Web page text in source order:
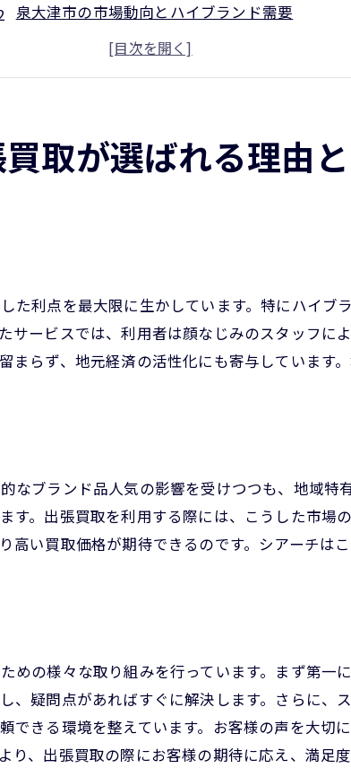
泉大津市の市場動向とハイブランド需要
顧客満足度を高めるための取り組み
出張買取がもたらす時間と手間の節約
利用者の声に基づくサービス改善
で安心ハイブランド出張買取の流れ
査定結果の透明性と信頼性
売却決定後のスムーズな手続き
プライバシーを守る安全な取引
過去の成功事例とお客様の声
地域社会に貢献する企業活動
持続的なサービス向上への取り組み
自宅にいながら買取可能な利便性
高価なブランド品の正確な査定
買取における安心と安全の確保
ストレスフリーな売却体験の提供
取が選ばれる理由
た利点を最大限に生かしています。特にハイブ
サービスでは、利用者は顔なじみのスタッフに
まらず、地元経済の活性化にも寄与しています
なブランド品人気の影響を受けつつも、地域特
す。出張買取を利用する際には、こうした市場
高い買取価格が期待できるのです。シアーチは
めの様々な取り組みを行っています。まず第一
、疑問点があればすぐに解決します。さらに、
できる環境を整えています。お客様の声を大切
り、出張買取の際にお客様の期待に応え、満足